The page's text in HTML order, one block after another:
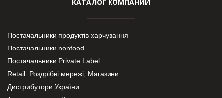
КАТАЛОГ КОМПАНИЙ
Постачальники продуктів харчування
Постачальники nonfood
Постачальники Private Label
Retail. Роздрібні мережі, Магазини
Дистрибутори України